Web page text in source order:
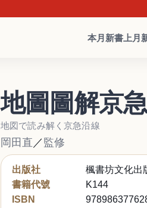
本月新書 上月
地圖圖解京
地図で読み解く京急沿線
岡田直 ／ 監修
出版社
楓書坊文化出
書籍代號
K144
ISBN